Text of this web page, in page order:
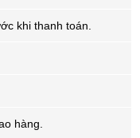
khi thanh toán.
hàng.